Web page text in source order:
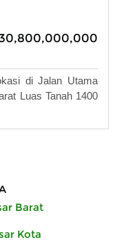
di Jalan Utama
Luas Tanah 1400
Barat
Kota